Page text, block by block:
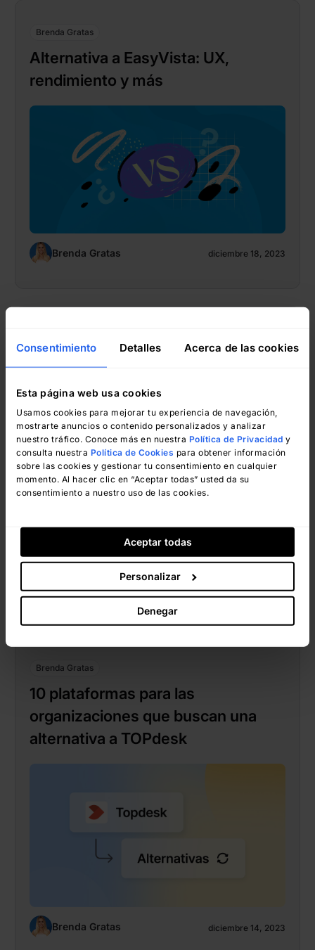
Consentimiento Detalles Acerca de las cookies
Esta página web usa cookies
Usamos cookies para mejorar tu experiencia de navegación,
mostrarte anuncios o contenido personalizados y analizar
nuestro tráfico. Conoce más en nuestra Política de Privacidad y
consulta nuestra Política de Cookies para obtener información
sobre las cookies y gestionar tu consentimiento en cualquier
momento. Al hacer clic en “Aceptar todas” usted da su
consentimiento a nuestro uso de las cookies.
Aceptar todas
Personalizar
Denegar
Brenda Gratas
Alternativa a EasyVista: UX,
rendimiento y más
Brenda Gratas diciembre 18, 2023
Una solución alternativa a
SymphonyAI Summit Service
Management
Brenda Gratas
Brenda Gratas
10 plataformas para las
organizaciones que buscan una
alternativa a TOPdesk
Brenda Gratas diciembre 14, 2023